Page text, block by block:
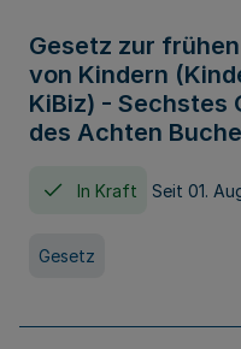
Gesetz zur
von Kindern
KiBiz) - Sechstes
des Achten
In Kraft Seit 01.
Gesetz